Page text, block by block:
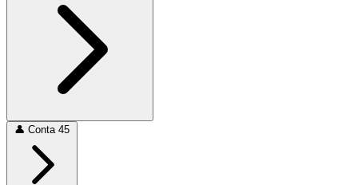
👤 Conta 45